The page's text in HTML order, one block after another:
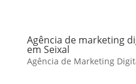
Agência de marketing
em Seixal
Agência de Marketing